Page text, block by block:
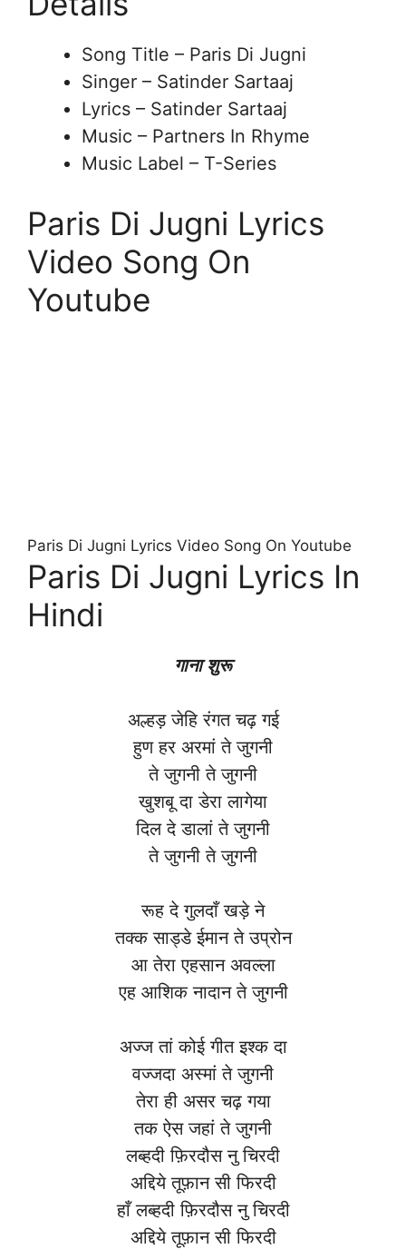
Song Title – Paris Di Jugni
Singer – Satinder Sartaaj
Lyrics – Satinder Sartaaj
Music – Partners In Rhyme
Music Label – T-Series
Paris Di Jugni Lyrics
Video Song On
Youtube
Paris Di Jugni Lyrics Video Song On Youtube
Paris Di Jugni Lyrics In
Hindi
गाना शुरू
अल्हड़ जेहि रंगत चढ़ गई
हुण हर अरमां ते जुगनी
ते जुगनी ते जुगनी
खुशबू दा डेरा लागेया
दिल दे डालां ते जुगनी
ते जुगनी ते जुगनी
रूह दे गुलदाँ खड़े ने
तक्क साड्डे ईमान ते उप्रोन
आ तेरा एहसान अवल्ला
एह आशिक नादान ते जुगनी
अज्ज तां कोई गीत इश्क दा
वज्जदा अस्मां ते जुगनी
तेरा ही असर चढ़ गया
तक ऐस जहां ते जुगनी
लब्हदी फ़िरदौस नु चिरदी
अद्दिये तूफ़ान सी फिरदी
हाँ लब्हदी फ़िरदौस नु चिरदी
अद्दिये तूफ़ान सी फिरदी